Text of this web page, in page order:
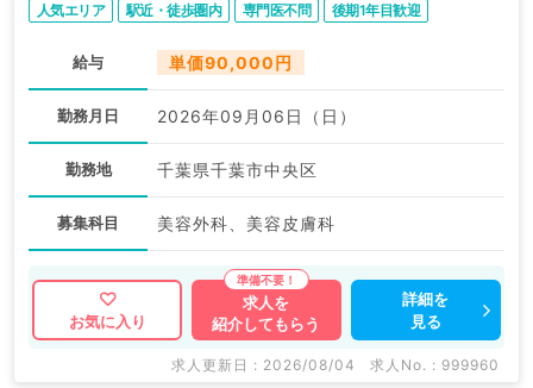
人気エリア 駅近・徒歩圏内 専門医不問 後期1年目歓迎
給与 単価90,000円
勤務月日 2026年09月06日（日）
勤務地 千葉県千葉市中央区
募集科目 美容外科、美容皮膚科
お気に入り
求人を
紹介してもらう
詳細を
見る
求人更新日 : 2026/08/04 求人No. : 999960